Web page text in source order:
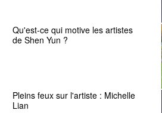
Qu'est-ce qui motive les artistes
de Shen Yun ?
Pleins feux sur l'artiste : Michelle
Lian